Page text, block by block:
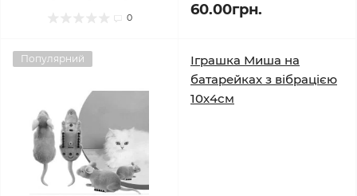
0 60.00грн.
Популярний
Іграшка Миша на
батарейках з вібрацією
10х4см